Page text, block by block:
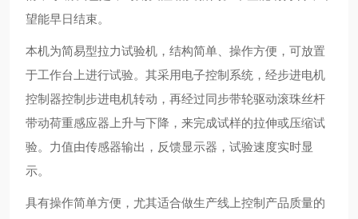
望能早日结束。
本机为简易型拉力试验机，结构简单、操作方便，可放置
于工作台上进行试验。其采用电子控制系统，经步进电机
控制器控制步进电机转动，再经过同步带轮驱动滚珠丝杆
带动荷重感应器上升与下降，来完成试样的拉伸或压缩试
验。力值由传感器输出，反馈显示器，试验速度实时显
示。
具有操作简单方便，尤其适合做生产线上控制产品质量的